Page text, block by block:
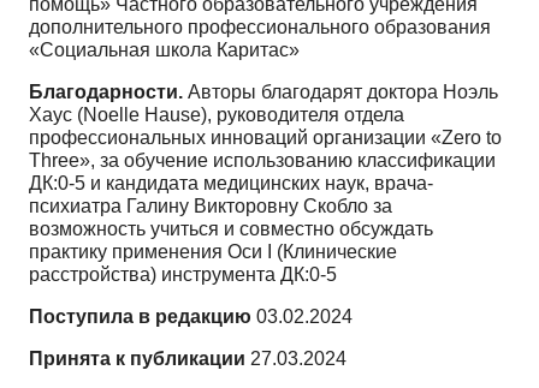
помощь» Частного образовательного учреждения
дополнительного профессионального образования
«Социальная школа Каритас»
Благодарности. Авторы благодарят доктора Ноэль
Хаус (Noelle Hause), руководителя отдела
профессиональных инноваций организации «Zero to
Three», за обучение использованию классификации
ДК:0-5 и кандидата медицинских наук, врача-
психиатра Галину Викторовну Скобло за
возможность учиться и совместно обсуждать
практику применения Оси I (Клинические
расстройства) инструмента ДК:0-5
Поступила в редакцию 03.02.2024
Принята к публикации 27.03.2024